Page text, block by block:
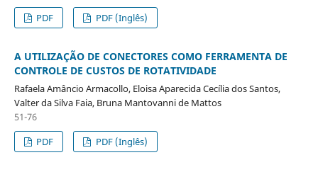
PDF
PDF (Inglês)
A UTILIZAÇÃO DE CONECTORES COMO FERRAMENTA DE
CONTROLE DE CUSTOS DE ROTATIVIDADE
Rafaela Amâncio Armacollo, Eloisa Aparecida Cecília dos Santos,
Valter da Silva Faia, Bruna Mantovanni de Mattos
51-76
PDF
PDF (Inglês)